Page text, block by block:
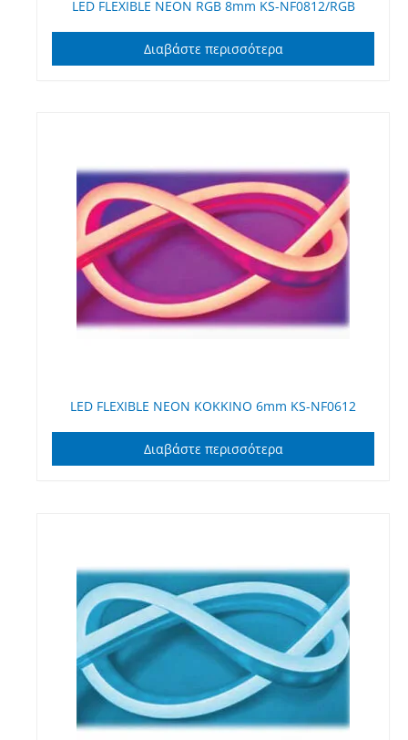
LED FLEXIBLE NEON RGB 8mm KS-NF0812/RGB
Διαβάστε περισσότερα
LED FLEXIBLE NEON ΚΟΚΚΙΝΟ 6mm KS-NF0612
Διαβάστε περισσότερα